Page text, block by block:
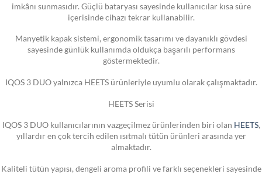
imkânı sunmasıdır. Güçlü bataryası sayesinde kullanıcılar kısa süre
içerisinde cihazı tekrar kullanabilir.
Manyetik kapak sistemi, ergonomik tasarımı ve dayanıklı gövdesi
sayesinde günlük kullanımda oldukça başarılı performans
göstermektedir.
IQOS 3 DUO yalnızca HEETS ürünleriyle uyumlu olarak çalışmaktadır.
HEETS Serisi
IQOS 3 DUO kullanıcılarının vazgeçilmez ürünlerinden biri olan HEETS,
yıllardır en çok tercih edilen ısıtmalı tütün ürünleri arasında yer
almaktadır.
Kaliteli tütün yapısı, dengeli aroma profili ve farklı seçenekleri sayesinde